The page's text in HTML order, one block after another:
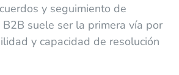
y seguimiento de
B2B suele ser la primera vía por
y capacidad de resolución